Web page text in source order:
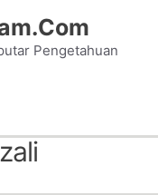
Pengetahuan